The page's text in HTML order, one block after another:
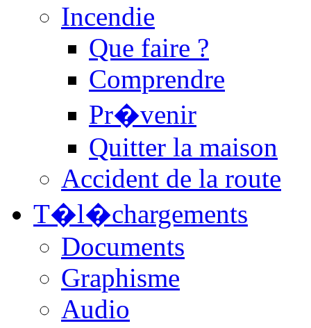
Incendie
Que faire ?
Comprendre
Pr�venir
Quitter la maison
Accident de la route
T�l�chargements
Documents
Graphisme
Audio